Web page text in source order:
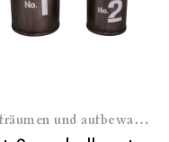
Aufräumen und aufbewahren